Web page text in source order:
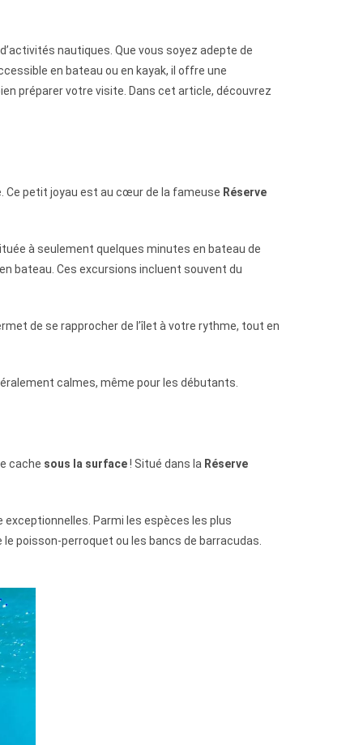
nautiques. Que vous soyez adepte de
en bateau ou en kayak, il offre une
préparer votre visite. Dans cet article, découvrez
Ce petit joyau est au cœur de la fameuse Réserve
à seulement quelques minutes en bateau de
bateau. Ces excursions incluent souvent du
de se rapprocher de l’îlet à votre rythme, tout en
calmes, même pour les débutants.
cache sous la surface! Situé dans la Réserve
exceptionnelles. Parmi les espèces les plus
poisson-perroquet ou les bancs de barracudas.